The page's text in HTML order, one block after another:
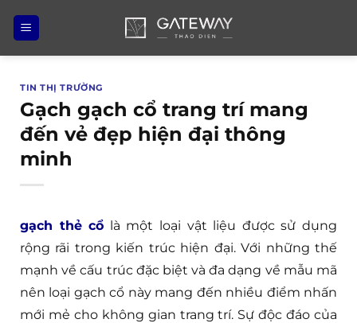
qua
nội
TIN THỊ TRƯỜNG
Gạch gạch cổ trang trí mang
đến vẻ đẹp hiện đại thông
minh
gạch thẻ cổ là một loại vật liệu được sử dụng
rộng rãi trong kiến trúc hiện đại. Với những thế
mạnh về cấu trúc đặc biệt và đa dạng về mẫu mã
nên loại gạch cổ này mang đến nhiều điểm nhấn
mới mẻ cho không gian trang trí. Sự độc đáo của